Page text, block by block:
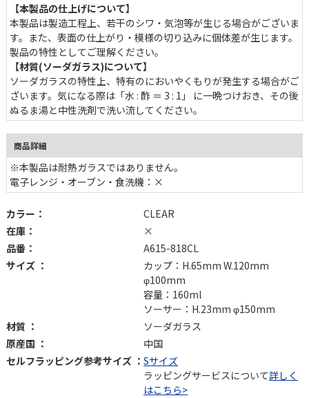
【本製品の仕上げについて】
本製品は製造工程上、若干のシワ・気泡等が生じる場合がございま
す。また、表面の仕上がり・模様の切り込みに個体差が生じます。
製品の特性としてご理解ください。
【材質(ソーダガラス)について】
ソーダガラスの特性上、特有のにおいやくもりが発生する場合がご
ざいます。気になる際は「水 : 酢 ＝ 3 : 1」 に一晩つけおき、その後
ぬるま湯と中性洗剤で洗い流してください。
商品詳細
※本製品は耐熱ガラスではありません。
電子レンジ・オーブン・食洗機：×
カラー：
CLEAR
在庫：
×
品番：
A615-818CL
サイズ ：
カップ：H.65mm W.120mm
φ100mm
容量：160ml
ソーサー：H.23mm φ150mm
材質 ：
ソーダガラス
原産国 ：
中国
セルフラッピング参考サイズ ： Sサイズ
ラッピングサービスについて詳しく
はこちら>